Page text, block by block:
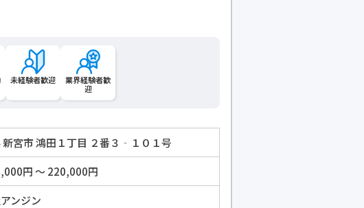
未経験者歓迎
業界経験者歓
迎
新宮市 鴻田１丁目 ２番３‐１０１号
円 〜 220,000円
ンジン